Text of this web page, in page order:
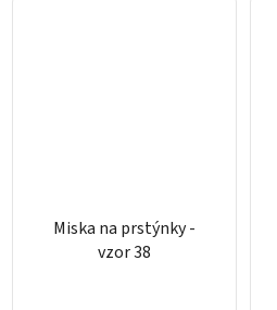
Miska na prstýnky -
vzor 38